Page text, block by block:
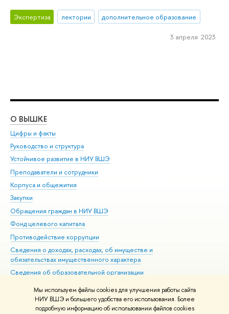
Мы используем файлы cookies для улучшения работы сайта
НИУ ВШЭ и большего удобства его использования. Более
подробную информацию об использовании файлов cookies
Экспертиза лектории дополнительное образование
3 апреля 2023
О ВЫШКЕ
Цифры и факты
Руководство и структура
Устойчивое развитие в НИУ ВШЭ
Преподаватели и сотрудники
Корпуса и общежития
Закупки
Обращения граждан в НИУ ВШЭ
Фонд целевого капитала
Противодействие коррупции
Сведения о доходах, расходах, об имуществе и
обязательствах имущественного характера
Сведения об образовательной организации
Людям с ограниченными возможностями здоровья
Единая платежная страница
Работа в Вышке